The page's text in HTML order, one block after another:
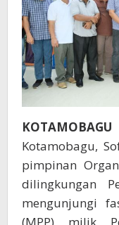
Kotamobagu,
pimpinan
dilingkungan
mengunjungi
(MPP) milik